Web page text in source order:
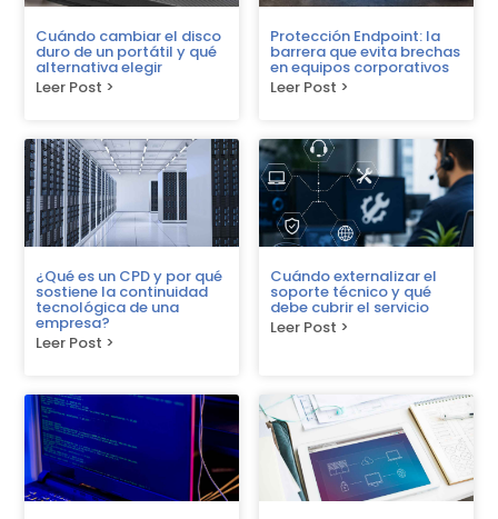
Cuándo cambiar el disco
duro de un portátil y qué
alternativa elegir
Leer Post >
Protección Endpoint: la
barrera que evita brechas
en equipos corporativos
Leer Post >
¿Qué es un CPD y por qué
sostiene la continuidad
tecnológica de una
empresa?
Leer Post >
Cuándo externalizar el
soporte técnico y qué
debe cubrir el servicio
Leer Post >